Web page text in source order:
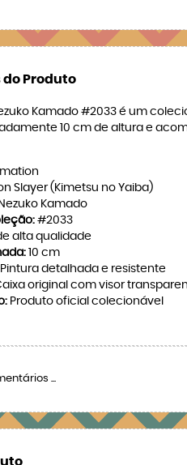
do Produto
Kamado #2033 é um
10 cm de altura e
Slayer (Kimetsu no Yaiba)
Nezuko Kamado
#2033
alta qualidade
10 cm
Pintura detalhada e resistente
original com visor
Produto oficial colecionável
...